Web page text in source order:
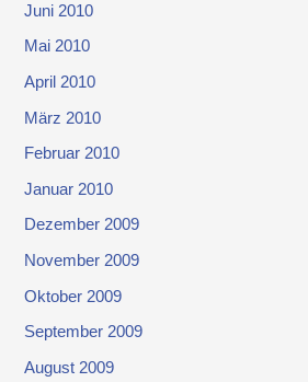
Juni 2010
Mai 2010
April 2010
März 2010
Februar 2010
Januar 2010
Dezember 2009
November 2009
Oktober 2009
September 2009
August 2009